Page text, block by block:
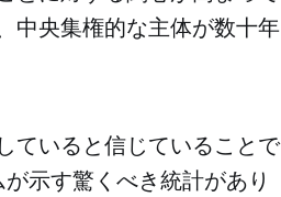
中央集権的な主体が数十年
ていると信じていることで
示す驚くべき統計があり